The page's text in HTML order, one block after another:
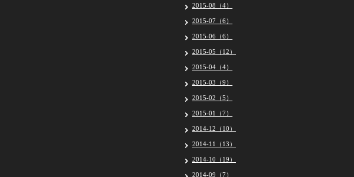
2015-08（4）
2015-07（6）
2015-06（6）
2015-05（12）
2015-04（4）
2015-03（9）
2015-02（5）
2015-01（7）
2014-12（10）
2014-11（13）
2014-10（19）
2014-09（7）